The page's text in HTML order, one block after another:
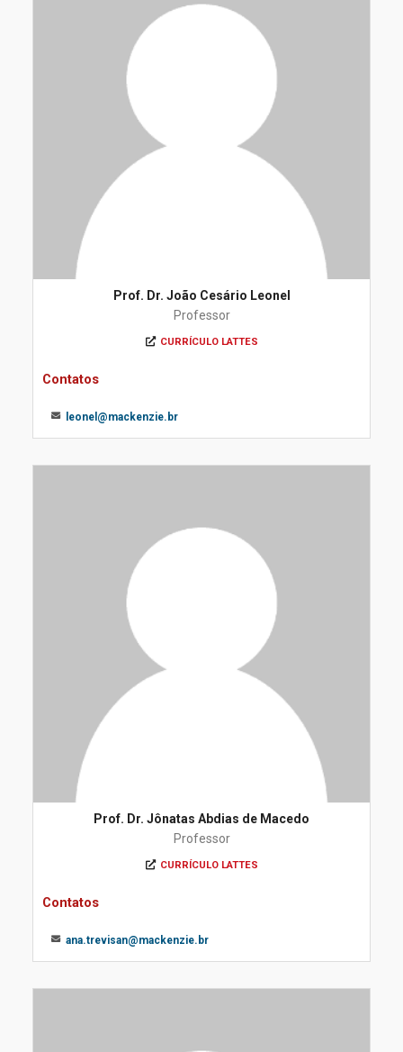
Prof. Dr. João Cesário Leonel
Professor
CURRÍCULO LATTES
Contatos
leonel@mackenzie.br
Prof. Dr. Jônatas Abdias de Macedo
Professor
CURRÍCULO LATTES
Contatos
ana.trevisan@mackenzie.br